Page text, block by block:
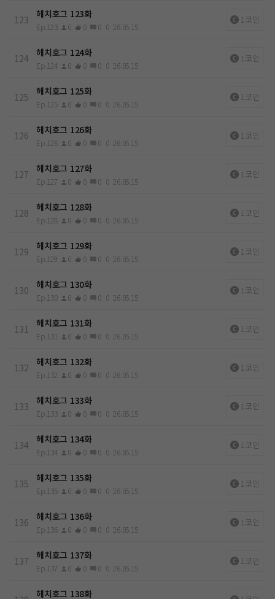
123 헤치호그 123화
Ep.123 0 0 0 0 26.05.15
1코인
124 헤치호그 124화
Ep.124 0 0 0 0 26.05.15
1코인
125 헤치호그 125화
Ep.125 0 0 0 0 26.05.15
1코인
126 헤치호그 126화
Ep.126 0 0 0 0 26.05.15
1코인
127 헤치호그 127화
Ep.127 0 0 0 0 26.05.15
1코인
128 헤치호그 128화
Ep.128 0 0 0 0 26.05.15
1코인
129 헤치호그 129화
Ep.129 0 0 0 0 26.05.15
1코인
130 헤치호그 130화
Ep.130 0 0 0 0 26.05.15
1코인
131 헤치호그 131화
Ep.131 0 0 0 0 26.05.15
1코인
132 헤치호그 132화
Ep.132 0 0 0 0 26.05.15
1코인
133 헤치호그 133화
Ep.133 0 0 0 0 26.05.15
1코인
134 헤치호그 134화
Ep.134 0 0 0 0 26.05.15
1코인
135 헤치호그 135화
Ep.135 0 0 0 0 26.05.15
1코인
136 헤치호그 136화
Ep.136 0 0 0 0 26.05.15
1코인
137 헤치호그 137화
Ep.137 0 0 0 0 26.05.15
1코인
헤치호그 138화